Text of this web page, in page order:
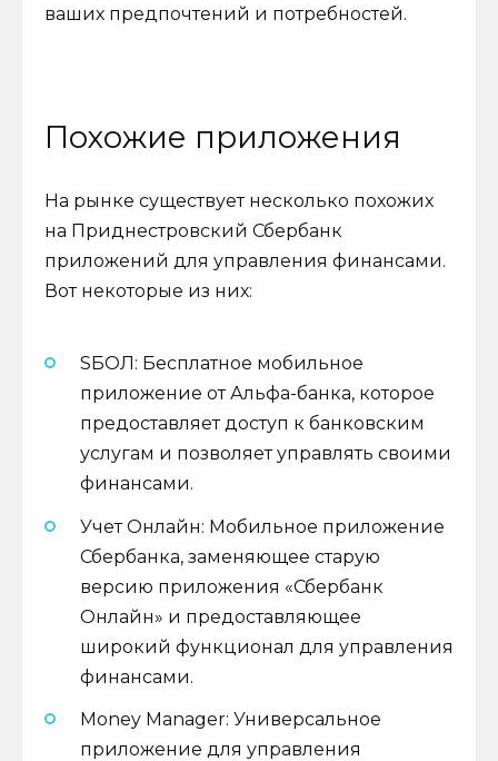
ваших предпочтений и потребностей.
Похожие приложения
На рынке существует несколько похожих
на Приднестровский Сбербанк
приложений для управления финансами.
Вот некоторые из них:
SБОЛ: Бесплатное мобильное
приложение от Альфа-банка, которое
предоставляет доступ к банковским
услугам и позволяет управлять своими
финансами.
Учет Онлайн: Мобильное приложение
Сбербанка, заменяющее старую
версию приложения «Сбербанк
Онлайн» и предоставляющее
широкий функционал для управления
финансами.
Money Manager: Универсальное
приложение для управления